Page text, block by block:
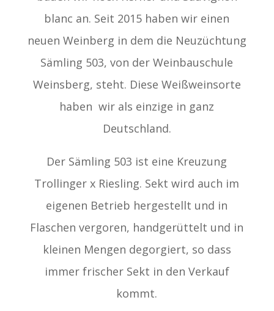
blanc an. Seit 2015 haben wir einen
neuen Weinberg in dem die Neuzüchtung
Sämling 503, von der Weinbauschule
Weinsberg, steht. Diese Weißweinsorte
haben wir als einzige in ganz
Deutschland.
Der Sämling 503 ist eine Kreuzung
Trollinger x Riesling. Sekt wird auch im
eigenen Betrieb hergestellt und in
Flaschen vergoren, handgerüttelt und in
kleinen Mengen degorgiert, so dass
immer frischer Sekt in den Verkauf
kommt.